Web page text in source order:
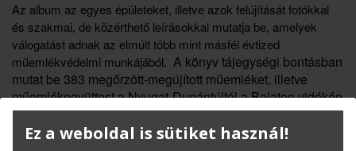
Az album az egyes épületeket, illetve azok felújítását fotókkal
és szakmai, de közérthető leírásokkal mutatja be, amelyek
válogatást adnak az elmúlt több mint másfél évtized
műemlékvédelmi munkájából. A könyv tájegységi bontásban
mutat be 383 megőrzött-megújított műemléket, illetve
műemlékegyüttest a Nyugat-Dunántúltól a Balaton vidékén
és Észak-Magyarországon át Erdélyig. Budapest és az
attól építészeti karakterben és így műemlékeinek jellegét
Ez a weboldal is sütiket használ!